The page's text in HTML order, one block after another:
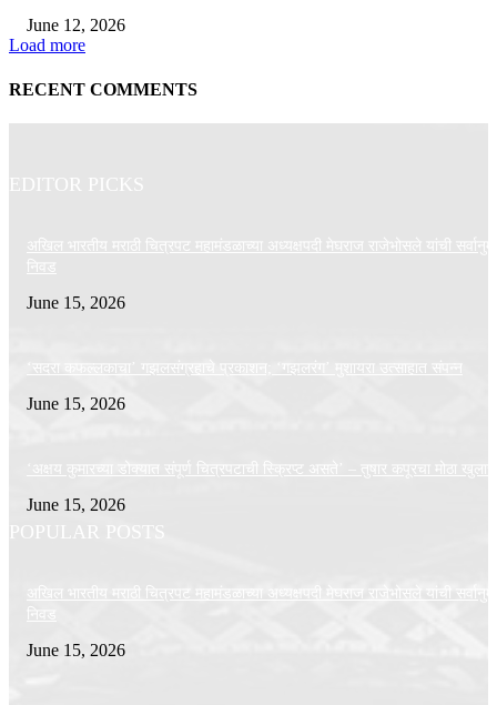
June 12, 2026
Load more
RECENT COMMENTS
EDITOR PICKS
अखिल भारतीय मराठी चित्रपट महामंडळाच्या अध्यक्षपदी मेघराज राजेभोसले यांची
निवड
June 15, 2026
‘सदरा कफल्लकाचा’ गझलसंग्रहाचे प्रकाशन; ‘गझलरंग’ मुशायरा उत्साहात संपन्न
June 15, 2026
‘अक्षय कुमारच्या डोक्यात संपूर्ण चित्रपटाची स्क्रिप्ट असते’ – तुषार कपूरचा मोठा
June 15, 2026
POPULAR POSTS
अखिल भारतीय मराठी चित्रपट महामंडळाच्या अध्यक्षपदी मेघराज राजेभोसले यांची
निवड
June 15, 2026